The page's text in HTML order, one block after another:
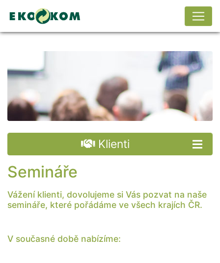
Klienti
Semináře
Vážení klienti, dovolujeme si Vás pozvat na naše
semináře, které pořádáme ve všech krajích ČR.
V současné době nabízíme: